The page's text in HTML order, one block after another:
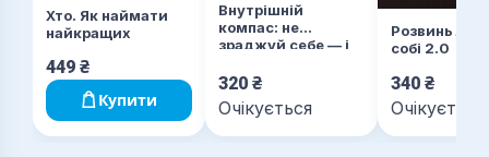
Хто. Як наймати
найкращих
449 ₴
Купити
Внутрішній
компас: не
зраджуй себе — і
320 ₴
Очікується
Розвинь
собі 2.0
340 ₴
Очікується